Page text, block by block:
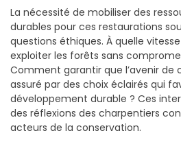
La nécessité de mobiliser des
durables pour ces restaurations
questions éthiques. À quelle
exploiter les forêts sans
Comment garantir que l’avenir de
assuré par des choix éclairés qui
développement durable ? Ces
des réflexions des charpentiers
acteurs de la conservation.